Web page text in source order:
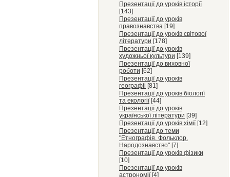
Презентації до уроків історії
[143]
Презентації до уроків
правознавства [19]
Презентації до уроків світової
літератури [178]
Презентації до уроків
художньої культури [139]
Презентації до виховної
роботи [62]
Презентації до уроків
географіі [81]
Презентації до уроків біології
та екології [44]
Презентації до уроків
української літератури [39]
Презентації до уроків хімії [12]
Презентації до теми
"Етнографія. Фольклор.
Народознавство" [7]
Презентації до уроків фізики
[10]
Презентації до уроків
астрономії [4]